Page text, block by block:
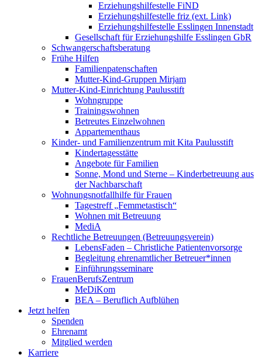
Erziehungshilfestelle FiND
Erziehungshilfestelle friz (ext. Link)
Erziehungshilfestelle Esslingen Innenstadt
Gesellschaft für Erziehungshilfe Esslingen GbR
Schwangerschaftsberatung
Frühe Hilfen
Familienpatenschaften
Mutter-Kind-Gruppen Mirjam
Mutter-Kind-Einrichtung Paulusstift
Wohngruppe
Trainingswohnen
Betreutes Einzelwohnen
Appartementhaus
Kinder- und Familienzentrum mit Kita Paulusstift
Kindertagesstätte
Angebote für Familien
Sonne, Mond und Sterne – Kinderbetreuung aus
der Nachbarschaft
Wohnungsnotfallhilfe für Frauen
Tagestreff „Femmetastisch“
Wohnen mit Betreuung
MediA
Rechtliche Betreuungen (Betreuungsverein)
LebensFaden – Christliche Patientenvorsorge
Begleitung ehrenamtlicher Betreuer*innen
Einführungsseminare
FrauenBerufsZentrum
MeDiKom
BEA – Beruflich Aufblühen
Jetzt helfen
Spenden
Ehrenamt
Mitglied werden
Karriere